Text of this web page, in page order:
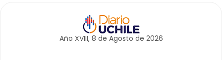
Año XVIII, 8 de Agosto de 2026